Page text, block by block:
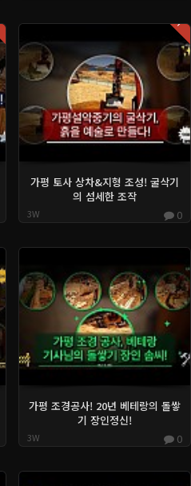
Hot
가평 토사 상차&지형 조성! 굴삭기
의 섬세한 조작
3W 0
가평 조경공사! 20년 베테랑의 돌쌓
기 장인정신!
3W 0